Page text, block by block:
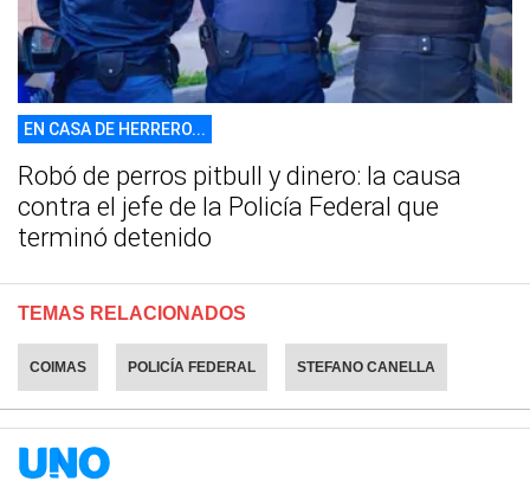
EN CASA DE HERRERO...
Robó de perros pitbull y dinero: la causa
contra el jefe de la Policía Federal que
terminó detenido
TEMAS RELACIONADOS
COIMAS POLICÍA FEDERAL STEFANO CANELLA